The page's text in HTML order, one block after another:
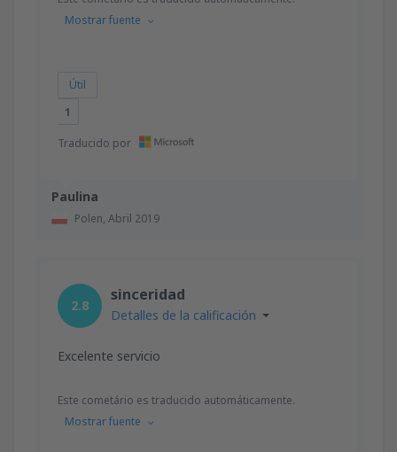
Paulina
Polen, Abril 2019
Mostrar fuente
Útil
1
Traducido por
2.8
sinceridad
Detalles de la calificación
Excelente servicio
Este cometário es traducido automáticamente.
Mostrar fuente